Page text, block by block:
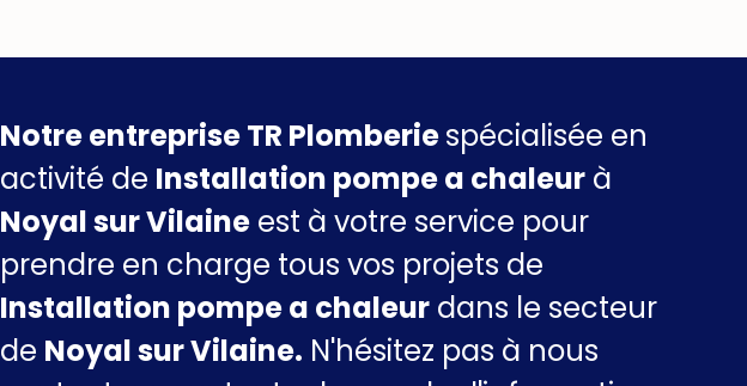
Notre entreprise TR Plomberiespécialisée en
activité de Installation pompe a chaleur à
Noyal sur Vilaine est à votre service pour
prendre en charge tous vos projets de
Installation pompe a chaleur dans le secteur
de Noyal sur Vilaine. N'hésitez pas à nous